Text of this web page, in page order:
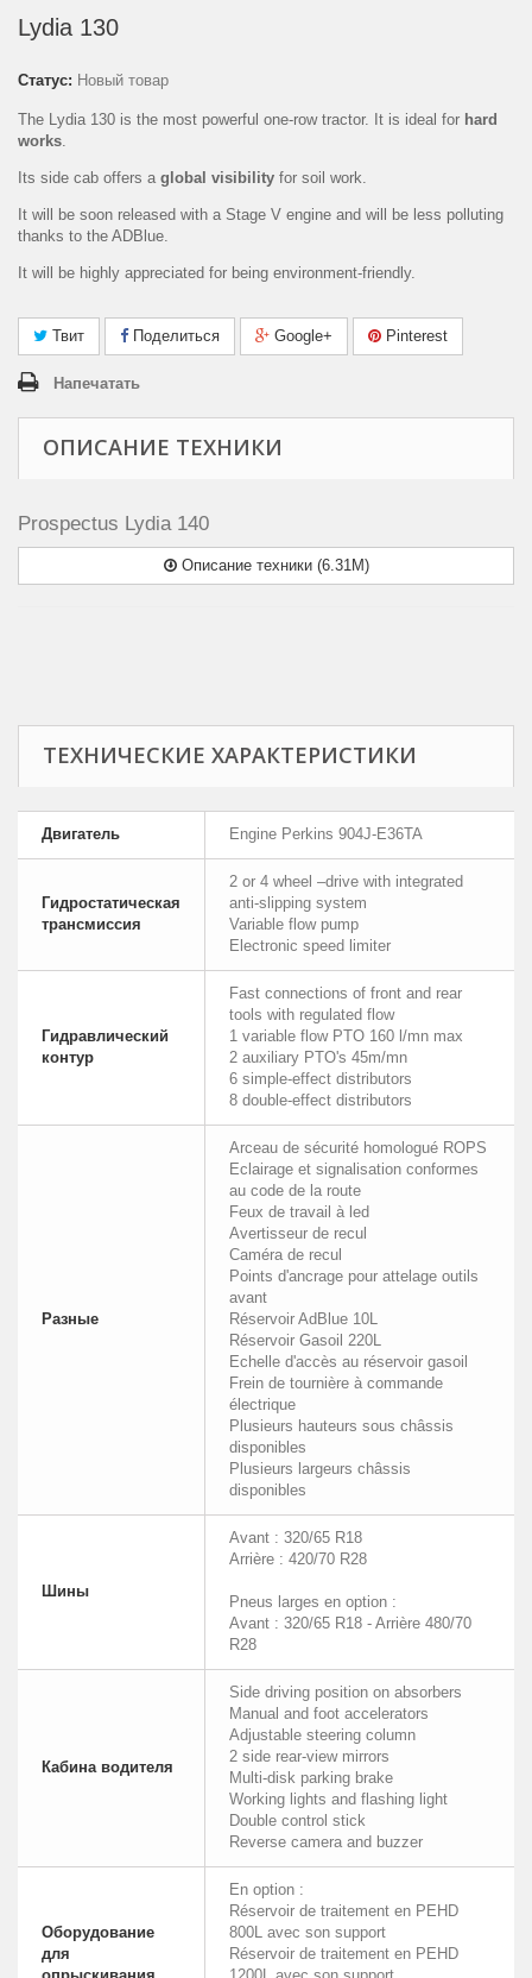
Lydia 130
Статус: Новый товар
The Lydia 130 is the most powerful one-row tractor. It is ideal for hard
works
Its side cab offers a global visibility for soil work.
It will be soon released with a Stage V engine and will be less polluting
thanks to the ADBlue.
It will be highly appreciated for being environment-friendly.
Твит Поделиться Google+ Pinterest
Напечатать
ОПИСАНИЕ ТЕХНИКИ
Prospectus Lydia 140
Описание техники (6.31M)
ТЕХНИЧЕСКИЕ ХАРАКТЕРИСТИКИ
Двигатель Engine Perkins 904J-E36TA
Гидростатическая
трансмиссия
2 or 4 wheel –drive with integrated
anti-slipping system
Variable flow pump
Electronic speed limiter
Гидравлический
контур
Fast connections of front and rear
tools with regulated flow
1 variable flow PTO 160 l/mn max
2 auxiliary PTO's 45m/mn
6 simple-effect distributors
8 double-effect distributors
Разные
Arceau de sécurité homologué ROPS
Eclairage et signalisation conformes
au code de la route
Feux de travail à led
Avertisseur de recul
Caméra de recul
Points d'ancrage pour attelage outils
avant
Réservoir AdBlue 10L
Réservoir Gasoil 220L
Echelle d'accès au réservoir gasoil
Frein de tournière à commande
électrique
Plusieurs hauteurs sous châssis
disponibles
Plusieurs largeurs châssis
disponibles
Шины
Avant : 320/65 R18
Arrière : 420/70 R28
Pneus larges en option :
Avant : 320/65 R18 - Arrière 480/70
R28
Кабина водителя
Side driving position on absorbers
Manual and foot accelerators
Adjustable steering column
2 side rear-view mirrors
Multi-disk parking brake
Working lights and flashing light
Double control stick
Reverse camera and buzzer
Оборудование
для
En option :
Réservoir de traitement en PEHD
800L avec son support
Réservoir de traitement en PEHD